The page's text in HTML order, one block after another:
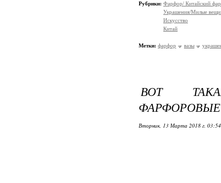
Рубрики: Фарфор/ Китайский
Украшения/Милые
Искусство
Китай
Метки: фарфор вазы
ВОТ
Вторник, 13 Марта 2018 г.